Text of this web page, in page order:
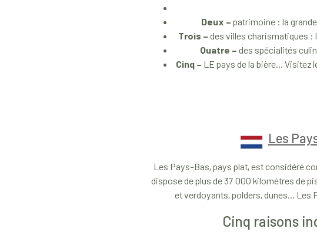
Deux – patrimoine : la
Trois – des villes charismatiques :
Quatre – des spécialités
Cinq – LE pays de la bière... Visitez
Les
Les Pays-Bas, pays plat, est considéré
dispose de plus de 37 000 kilomètres de
et verdoyants, polders, dunes... Les
Cinq raisons